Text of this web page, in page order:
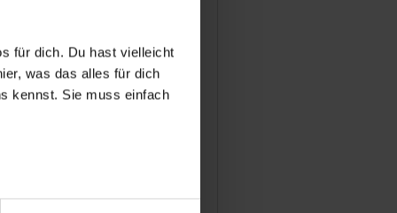
für dich. Du hast vielleicht
was das alles für dich
kennst. Sie muss einfach
bei Benutzung der
bei Ihnen